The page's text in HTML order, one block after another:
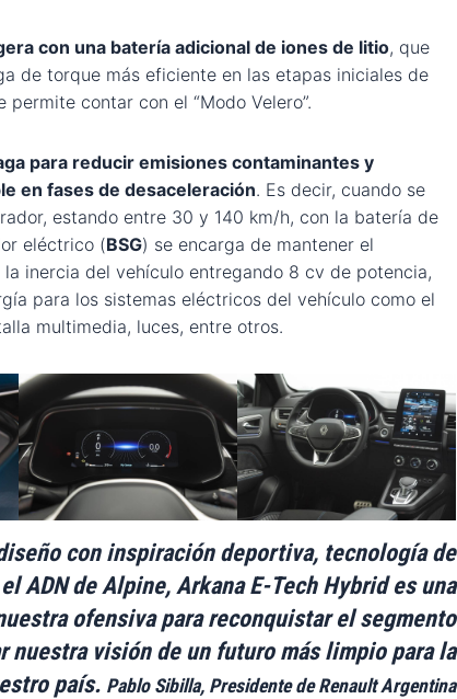
con una batería adicional de iones de litio, que
de torque más eficiente en las etapas iniciales de
permite contar con el “Modo Velero”.
para reducir emisiones contaminantes y
en fases de desaceleración. Es decir, cuando se
estando entre 30 y 140 km/h, con la batería de
eléctrico (BSG) se encarga de mantener el
inercia del vehículo entregando 8 cv de potencia,
para los sistemas eléctricos del vehículo como el
multimedia, luces, entre otros.
con inspiración deportiva, tecnología de
ADN de Alpine, Arkana E-Tech Hybrid es una
ofensiva para reconquistar el segmento
nuestra visión de un futuro más limpio para la
país. Pablo Sibilla, Presidente deRenault Argentina